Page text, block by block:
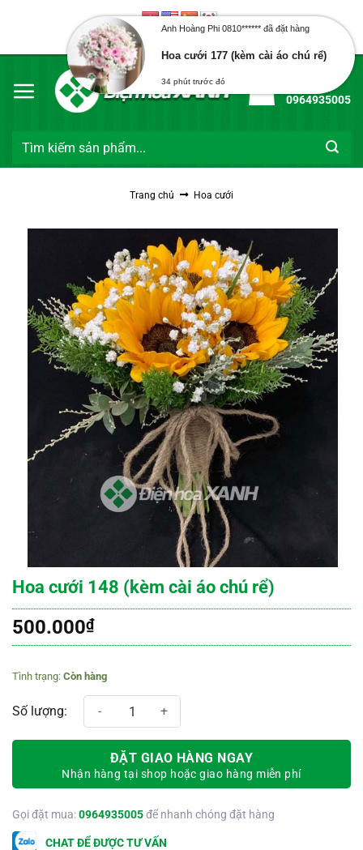
Chào mừng bạn đến với Điện Hoa Xanh
0964935005
Tìm
Trang chủ Hoa cưới
Hoa cưới 148 (kèm cài áo chú rể)
500.000₫
Còn hàng
Hoa cưới 148 (kèm cài áo chú rể) số lượng
ĐẶT GIAO HÀNG NGAY
Nhận hàng tại shop hoặc giao hàng miễn phí
Gọi đặt mua:0964935005để nhanh chóng đặt hàng
CHAT ĐỂ ĐƯỢC TƯ VẤN
Anh Hoàng Phi 0810****** đã đặt hàng
Hoa cưới 177 (kèm cài áo chú rể)
34 phút trước đó